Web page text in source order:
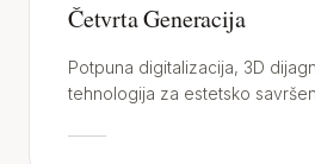
Četvrta Generacija
Potpuna digitalizacija, 3D
tehnologija za estetsko